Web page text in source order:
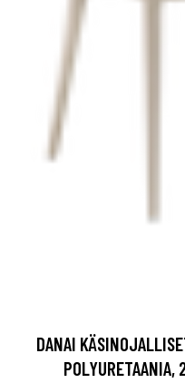
DANAI
POLYURETAANIA,